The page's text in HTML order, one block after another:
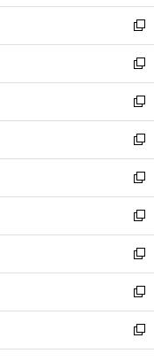
ウ
ィ
ン
ド
ウ
で
開
く
し
い
ウ
ィ
ン
ド
ウ
で
開
く
新
し
い
ウ
ィ
ン
ド
ウ
で
開
く
新
し
い
ウ
ィ
ン
ド
ウ
で
開
く
新
し
い
ウ
ィ
ン
ド
ウ
で
開
く
新
し
い
ウ
ィ
ン
ド
ウ
で
開
く
新
し
い
ウ
ィ
ン
ド
ウ
で
開
新
し
い
ウ
ィ
ン
ド
ウ
新
し
い
ウ
ィ
ン
新
し
い
ウ
新
し